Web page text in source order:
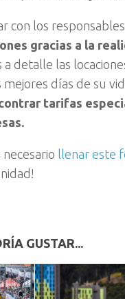
con los
gracias a la
detalle las
días de su
tarifas
llenar este
GUSTAR...